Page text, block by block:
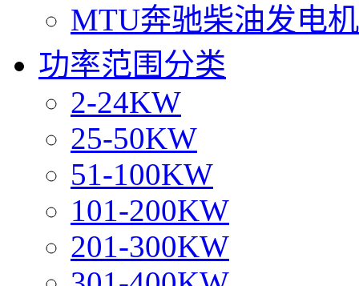
MTU奔驰柴油发电
功率范围分类
2-24KW
25-50KW
51-100KW
101-200KW
201-300KW